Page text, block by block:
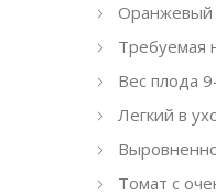
Оранжевый
Требуемая
Вес плода
Легкий в
Томат с